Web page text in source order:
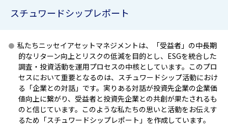
国内株式議決権行使の方針と判断基準
スチュワードシップレポート
私たちニッセイアセットマネジメントは、「受益者」の中長期
的なリターン向上とリスクの低減を目的とし、ESGを統合した
調査・投資活動を運用プロセスの中核としています。このプロ
セスにおいて重要となるのは、スチュワードシップ活動におけ
る「企業との対話」です。実りある対話が投資先企業の企業価
値向上に繋がり、受益者と投資先企業との共創が果たされるも
のと信じています。このような私たちの思いと活動をお伝えす
るため「スチュワードシップレポート」を作成しています。